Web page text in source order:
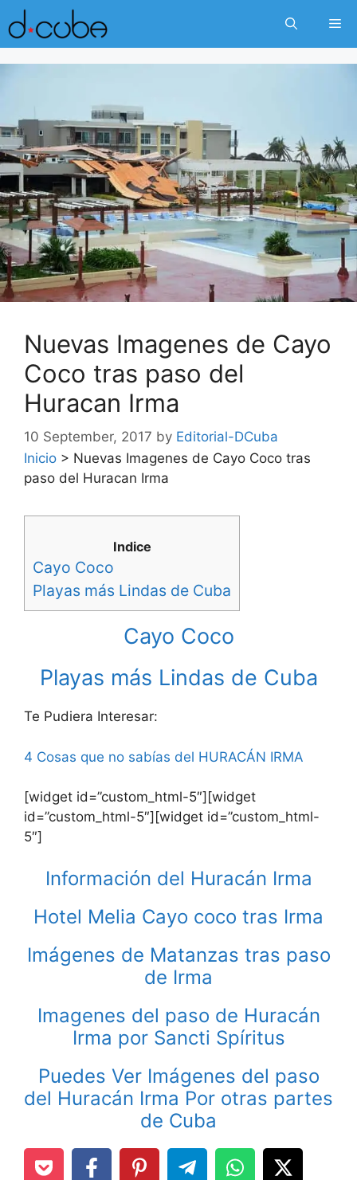
Skip
to
content
Nuevas Imagenes de Cayo
Coco tras paso del
Huracan Irma
10 September, 2017 by Editorial-DCuba
Inicio > Nuevas Imagenes de Cayo Coco tras
paso del Huracan Irma
Indice
Cayo Coco
Playas más Lindas de Cuba
Cayo Coco
Playas más Lindas de Cuba
Te Pudiera Interesar:
4 Cosas que no sabías del HURACÁN IRMA
[widget id=”custom_html-5″][widget
id=”custom_html-5″][widget id=”custom_html-
5″]
Información del Huracán Irma
Hotel Melia Cayo coco tras Irma
Imágenes de Matanzas tras paso
de Irma
Imagenes del paso de Huracán
Irma por Sancti Spíritus
Puedes Ver Imágenes del paso
del Huracán Irma Por otras partes
de Cuba